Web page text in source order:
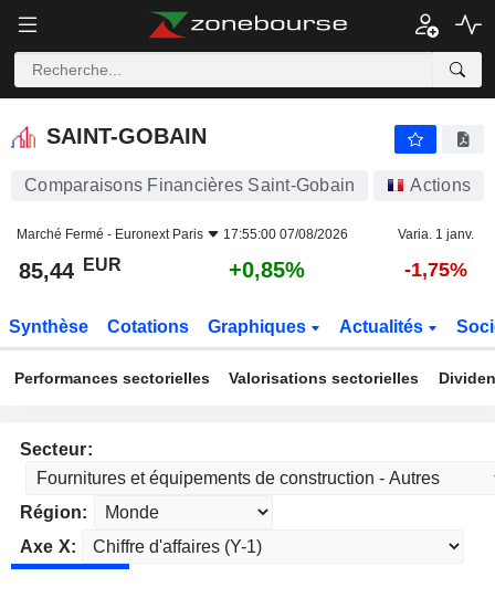
SAINT-GOBAIN
SAINT-GOBAIN
Comparaisons Financières Saint-Gobain Actions
Marché Fermé - Euronext Paris 17:55:00 07/08/2026 Varia. 1 janv.
85,44 EUR +0,85% -1,75%
Synthèse Cotations Graphiques Actualités
Performances sectorielles Valorisations sectorielles
Secteur:
Région:
Axe X: